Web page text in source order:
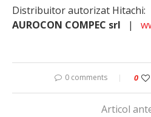
Distribuitor autorizat Hitachi:
AUROCON COMPEC srl
|
0 comments 0
Articol